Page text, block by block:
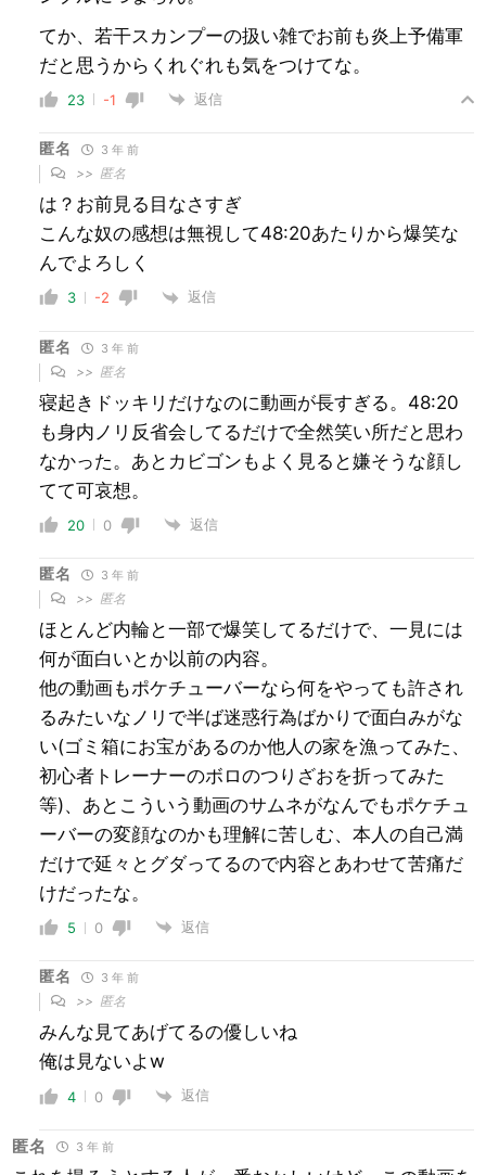
てか、若干スカンプーの扱い雑でお前も炎上予備軍
だと思うからくれぐれも気をつけてな。
23 -1 返信
匿名 3 年 前
>> 匿名
は？お前見る目なさすぎ
こんな奴の感想は無視して48:20あたりから爆笑な
んでよろしく
3 -2 返信
匿名 3 年 前
>> 匿名
寝起きドッキリだけなのに動画が長すぎる。48:20
も身内ノリ反省会してるだけで全然笑い所だと思わ
なかった。あとカビゴンもよく見ると嫌そうな顔し
てて可哀想。
20 0 返信
匿名 3 年 前
>> 匿名
ほとんど内輪と一部で爆笑してるだけで、一見には
何が面白いとか以前の内容。
他の動画もポケチューバーなら何をやっても許され
るみたいなノリで半ば迷惑行為ばかりで面白みがな
い(ゴミ箱にお宝があるのか他人の家を漁ってみた、
初心者トレーナーのボロのつりざおを折ってみた
等)、あとこういう動画のサムネがなんでもポケチュ
ーバーの変顔なのかも理解に苦しむ、本人の自己満
だけで延々とグダってるので内容とあわせて苦痛だ
けだったな。
5 0 返信
匿名 3 年 前
>> 匿名
みんな見てあげてるの優しいね
俺は見ないよw
4 0 返信
匿名 3 年 前